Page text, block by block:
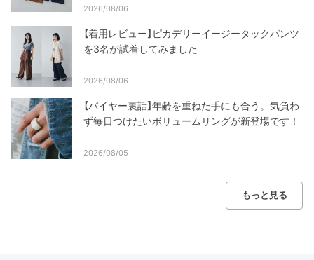
2026/08/06
【着用レビュー】ピカデリーイージータックパンツ
を3名が試着してみました
2026/08/06
【バイヤー裏話】年齢を重ねた手にも合う。気負わ
ず毎日つけたいボリュームリングが新登場です！
2026/08/05
もっと見る